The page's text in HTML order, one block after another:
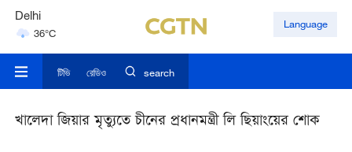
Delhi
36°C
Hyderabad
Language
টিভি রেডিও search
খালেদা জিয়ার মৃত্যুতে চীনের প্রধানমন্ত্রী লি ছিয়াংয়ের শোক